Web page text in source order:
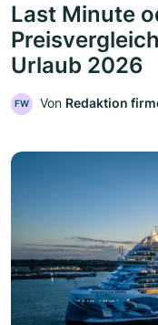
Last Minute
Urlaub 2026
FW Von Redaktion